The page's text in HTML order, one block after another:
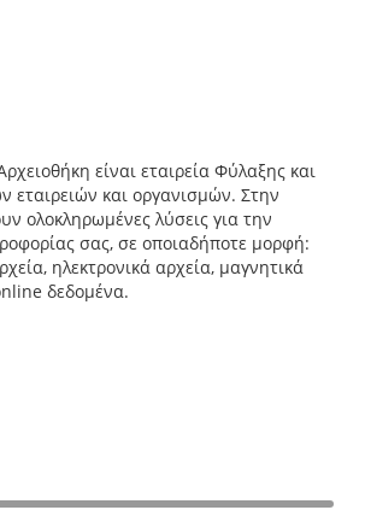
είναι εταιρεία Φύλαξης και
εταιρειών και οργανισμών. Στην
ολοκληρωμένες λύσεις για την
σας, σε οποιαδήποτε μορφή:
ηλεκτρονικά αρχεία, μαγνητικά
δεδομένα.